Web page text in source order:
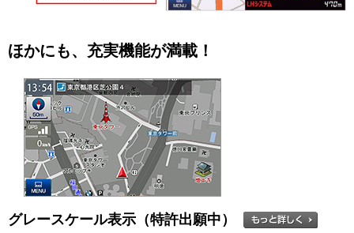
ほかにも、充実機能が満載！
グレースケール表示（特許出願中）